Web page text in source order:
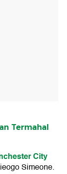
Termahal
City
Simeone.